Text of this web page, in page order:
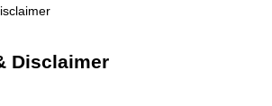
Disclaimer